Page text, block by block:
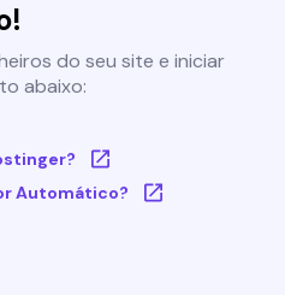
do seu site e iniciar
abaixo:
Automático?